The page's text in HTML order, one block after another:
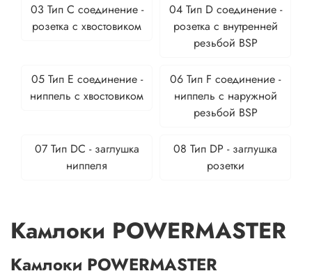
03 Тип С соединение -
розетка c хвостовиком
04 Тип D соединение -
розетка c внутренней
резьбой BSP
05 Тип Е соединение -
ниппель с хвостовиком
06 Тип F соединение -
ниппель с наружной
резьбой BSP
07 Тип DС - заглушка
ниппеля
08 Тип DP - заглушка
розетки
Камлоки POWERMASTER
Камлоки POWERMASTER